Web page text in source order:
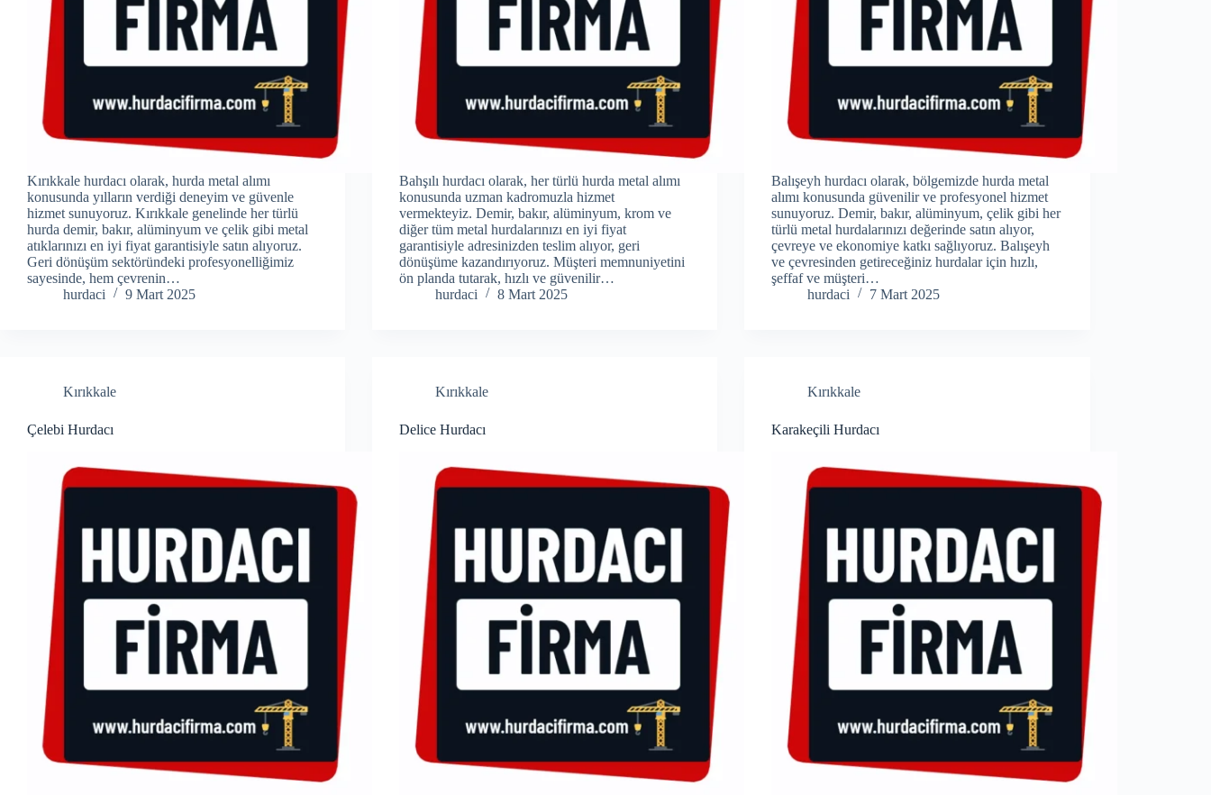
Kırıkkale hurdacı olarak, hurda metal alımı
konusunda yılların verdiği deneyim ve güvenle
hizmet sunuyoruz. Kırıkkale genelinde her türlü
hurda demir, bakır, alüminyum ve çelik gibi metal
atıklarınızı en iyi fiyat garantisiyle satın alıyoruz.
Geri dönüşüm sektöründeki profesyonelliğimiz
sayesinde, hem çevrenin…
hurdaci
9 Mart 2025
Bahşılı hurdacı olarak, her türlü hurda metal alımı
konusunda uzman kadromuzla hizmet
vermekteyiz. Demir, bakır, alüminyum, krom ve
diğer tüm metal hurdalarınızı en iyi fiyat
garantisiyle adresinizden teslim alıyor, geri
dönüşüme kazandırıyoruz. Müşteri memnuniyetini
ön planda tutarak, hızlı ve güvenilir…
hurdaci
8 Mart 2025
Balışeyh hurdacı olarak, bölgemizde hurda metal
alımı konusunda güvenilir ve profesyonel hizmet
sunuyoruz. Demir, bakır, alüminyum, çelik gibi her
türlü metal hurdalarınızı değerinde satın alıyor,
çevreye ve ekonomiye katkı sağlıyoruz. Balışeyh
ve çevresinden getireceğiniz hurdalar için hızlı,
şeffaf ve müşteri…
hurdaci
7 Mart 2025
Kırıkkale
Çelebi Hurdacı
Kırıkkale
Delice Hurdacı
Kırıkkale
Karakeçili Hurdacı